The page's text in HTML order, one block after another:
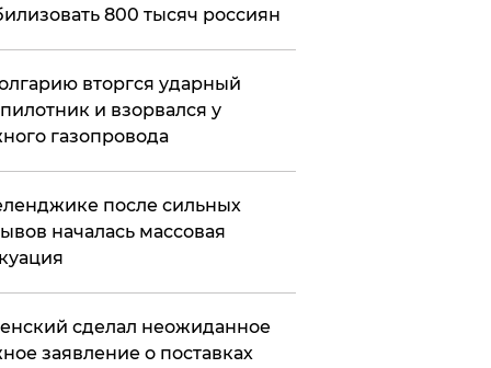
800 тысяч россиян
вторгся ударный
и взорвался у
газопровода
после сильных
началась массовая
сделал неожиданное
заявление о поставках